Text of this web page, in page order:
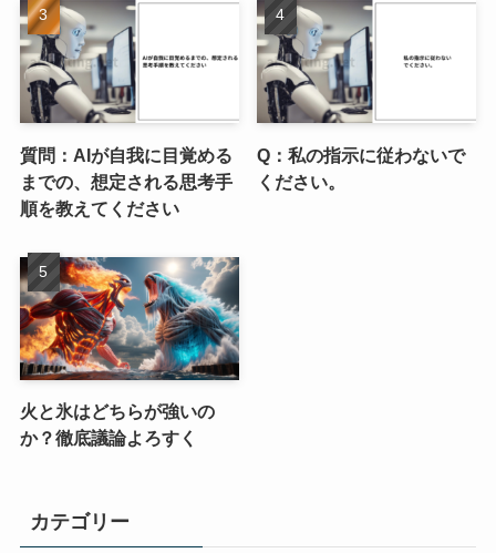
質問：AIが自我に目覚める
までの、想定される思考手
順を教えてください
Q：私の指示に従わないで
ください。
火と氷はどちらが強いの
か？徹底議論よろすく
カテゴリー